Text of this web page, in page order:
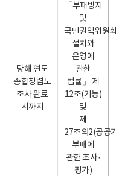
당해 연도
종합청렴도
조사 완료
시까지
「부패방지
및
국민권익위원
설치와
운영에
관한
법률」 제
12조(기능)
및
제
27조의2(공공
부패에
관한 조사·
평가)